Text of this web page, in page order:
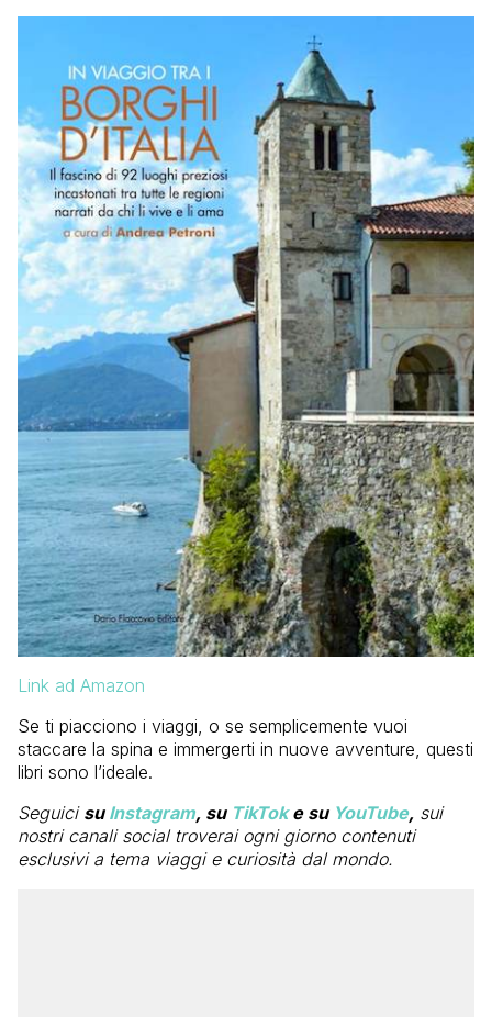
Link ad Amazon
Se ti piacciono i viaggi, o se semplicemente vuoi
staccare la spina e immergerti in nuove avventure, questi
libri sono l’ideale.
Seguici su Instagram, su TikToke su YouTube, sui
nostri canali social troverai ogni giorno contenuti
esclusivi a tema viaggi e curiosità dal mondo.